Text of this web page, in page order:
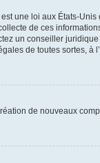
une loi aux États-Unis
de ces
un conseiller
de toutes sortes,
de nouveaux